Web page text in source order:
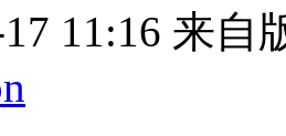
11:16 来自